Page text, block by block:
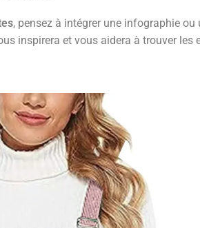
, pensez à intégrer une infographie
inspirera et vous aidera à trouver les